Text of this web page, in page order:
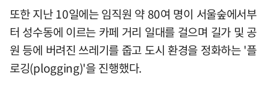
또한 지난 10일에는 임직원 약 80여 명이 서울숲에서부
터 성수동에 이르는 카페 거리 일대를 걸으며 길가 및 공
원 등에 버려진 쓰레기를 줍고 도시 환경을 정화하는 '플
로깅(plogging)'을 진행했다.